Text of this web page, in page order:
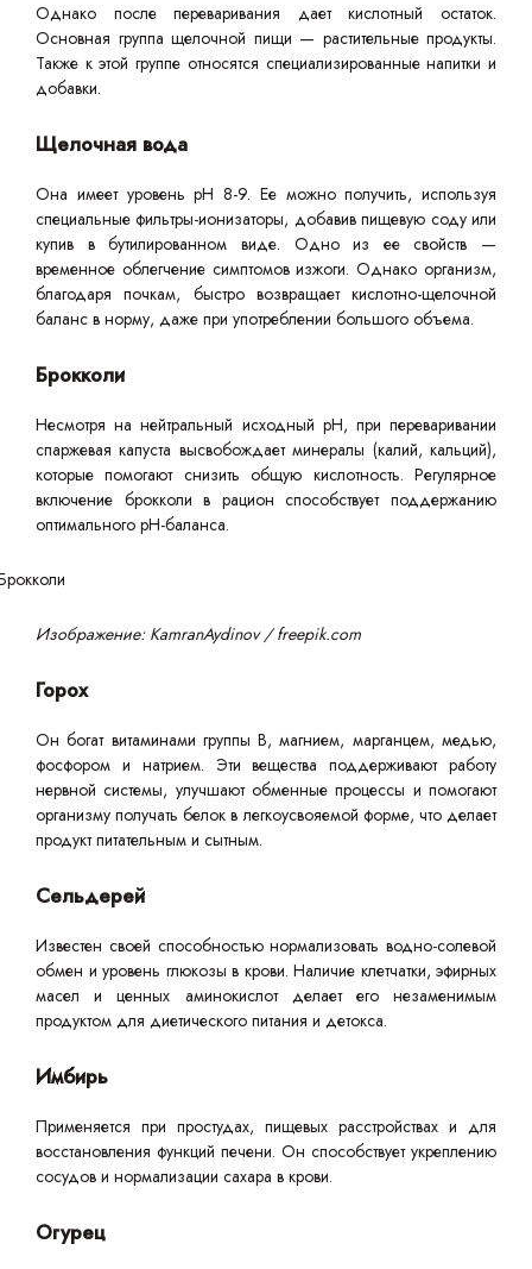
Однако после переваривания дает кислотный остаток.
Основная группа щелочной пищи — растительные продукты.
Также к этой группе относятся специализированные напитки и
добавки.
Щелочная вода
Она имеет уровень pH 8-9. Ее можно получить, используя
специальные фильтры-ионизаторы, добавив пищевую соду или
купив в бутилированном виде. Одно из ее свойств —
временное облегчение симптомов изжоги. Однако организм,
благодаря почкам, быстро возвращает кислотно-щелочной
баланс в норму, даже при употреблении большого объема.
Брокколи
Несмотря на нейтральный исходный pH, при переваривании
спаржевая капуста высвобождает минералы (калий, кальций),
которые помогают снизить общую кислотность. Регулярное
включение брокколи в рацион способствует поддержанию
оптимального pH-баланса.
Изображение: KamranAydinov / freepik.com
Горох
Он богат витаминами группы B, магнием, марганцем, медью,
фосфором и натрием. Эти вещества поддерживают работу
нервной системы, улучшают обменные процессы и помогают
организму получать белок в легкоусвояемой форме, что делает
продукт питательным и сытным.
Сельдерей
Известен своей способностью нормализовать водно-солевой
обмен и уровень глюкозы в крови. Наличие клетчатки, эфирных
масел и ценных аминокислот делает его незаменимым
продуктом для диетического питания и детокса.
Имбирь
Применяется при простудах, пищевых расстройствах и для
восстановления функций печени. Он способствует укреплению
сосудов и нормализации сахара в крови.
Огурец